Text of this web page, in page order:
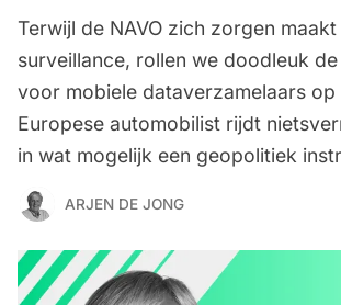
Terwijl de NAVO zich zorgen
surveillance, rollen we doodleuk
voor mobiele dataverzamelaars op
Europese automobilist rijdt
in wat mogelijk een geopolitiek
ARJEN DE JONG